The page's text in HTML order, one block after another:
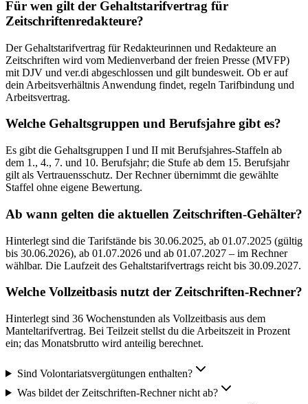
Für wen gilt der Gehaltstarifvertrag für
Zeitschriftenredakteure?
Der Gehaltstarifvertrag für Redakteurinnen und Redakteure an
Zeitschriften wird vom Medienverband der freien Presse (MVFP)
mit DJV und ver.di abgeschlossen und gilt bundesweit. Ob er auf
dein Arbeitsverhältnis Anwendung findet, regeln Tarifbindung und
Arbeitsvertrag.
Welche Gehaltsgruppen und Berufsjahre gibt es?
Es gibt die Gehaltsgruppen I und II mit Berufsjahres-Staffeln ab
dem 1., 4., 7. und 10. Berufsjahr; die Stufe ab dem 15. Berufsjahr
gilt als Vertrauensschutz. Der Rechner übernimmt die gewählte
Staffel ohne eigene Bewertung.
Ab wann gelten die aktuellen Zeitschriften-Gehälter?
Hinterlegt sind die Tarifstände bis 30.06.2025, ab 01.07.2025 (gültig
bis 30.06.2026), ab 01.07.2026 und ab 01.07.2027 – im Rechner
wählbar. Die Laufzeit des Gehaltstarifvertrags reicht bis 30.09.2027.
Welche Vollzeitbasis nutzt der Zeitschriften-Rechner?
Hinterlegt sind 36 Wochenstunden als Vollzeitbasis aus dem
Manteltarifvertrag. Bei Teilzeit stellst du die Arbeitszeit in Prozent
ein; das Monatsbrutto wird anteilig berechnet.
Sind Volontariatsvergütungen enthalten?
Was bildet der Zeitschriften-Rechner nicht ab?